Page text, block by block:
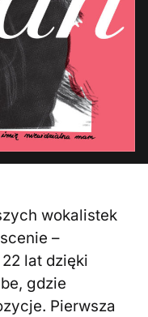
wokalistek
–
lat dzięki
gdzie
Pierwsza